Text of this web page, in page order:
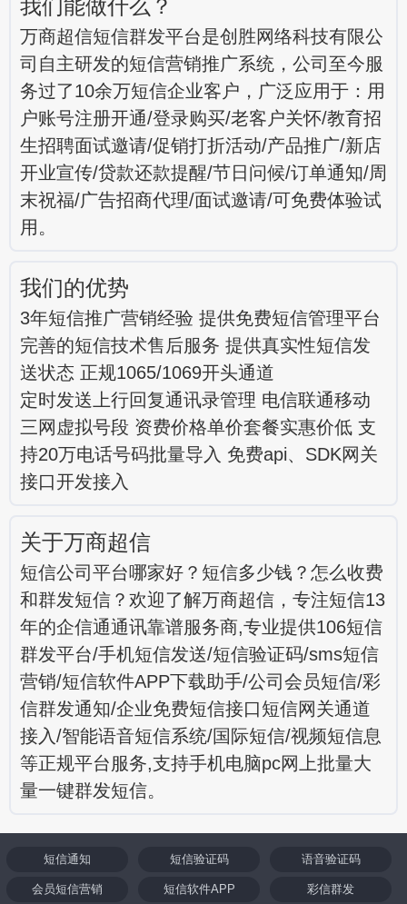
我们能做什么？
万商超信短信群发平台是创胜网络科技有限公
司自主研发的短信营销推广系统，公司至今服
务过了10余万短信企业客户，广泛应用于：用
户账号注册开通/登录购买/老客户关怀/教育招
生招聘面试邀请/促销打折活动/产品推广/新店
开业宣传/贷款还款提醒/节日问候/订单通知/周
末祝福/广告招商代理/面试邀请/可免费体验试
用。
我们的优势
3年短信推广营销经验 提供免费短信管理平台
完善的短信技术售后服务 提供真实性短信发
送状态 正规1065/1069开头通道
定时发送上行回复通讯录管理 电信联通移动
三网虚拟号段 资费价格单价套餐实惠价低 支
持20万电话号码批量导入 免费api、SDK网关
接口开发接入
关于万商超信
短信公司平台哪家好？短信多少钱？怎么收费
和群发短信？欢迎了解万商超信，专注短信13
年的企信通通讯靠谱服务商,专业提供106短信
群发平台/手机短信发送/短信验证码/sms短信
营销/短信软件APP下载助手/公司会员短信/彩
信群发通知/企业免费短信接口短信网关通道
接入/智能语音短信系统/国际短信/视频短信息
等正规平台服务,支持手机电脑pc网上批量大
量一键群发短信。
短信通知 短信验证码 语音验证码
会员短信营销 短信软件APP 彩信群发